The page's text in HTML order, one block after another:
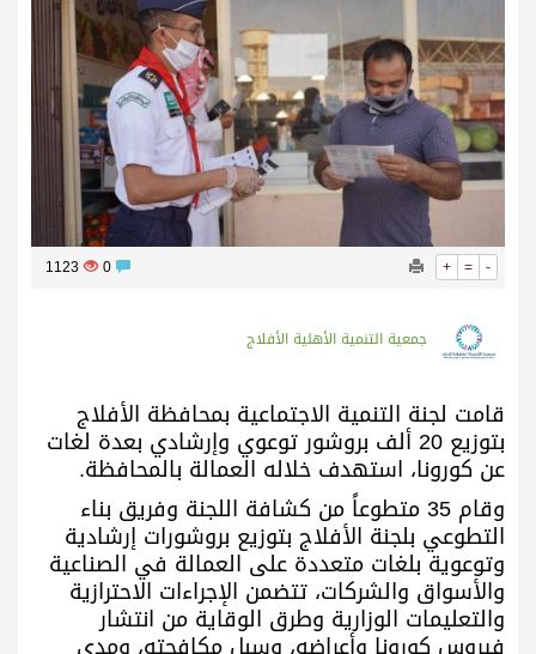
+ = -
1123
جمعية التنمية الأهلية الأفلاج
قامت لجنة التنمية الاجتماعية بمحافظة الأفلاج
بتوزيع 20 ألف بروشور توعوي وإرشادي بعدة لغات
عن كورونا، استهدف خلاله العمالة بالمحافظة.
وقام 35 متطوعاً من كشافة اللجنة وفريق بناء
التطوعي بلجنة الأفلاج بتوزيع بروشورات إرشادية
وتوعوية بلغات متعددة على العمالة في الصناعية
والأسواق والشركات، تتضمن الإجراءات الاحترازية
والتعليمات الوزارية وطرق الوقاية من انتشار